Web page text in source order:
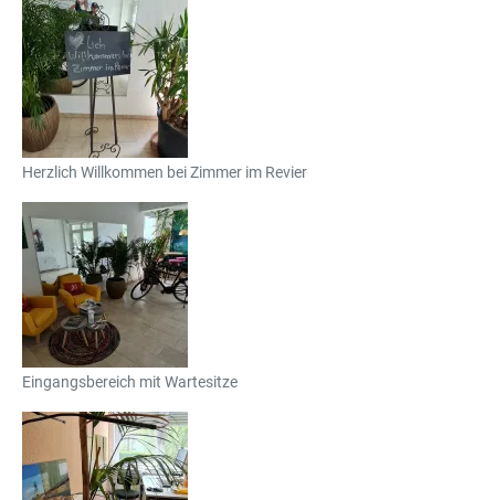
Herzlich Willkommen bei Zimmer im Revier
Eingangsbereich mit Wartesitze